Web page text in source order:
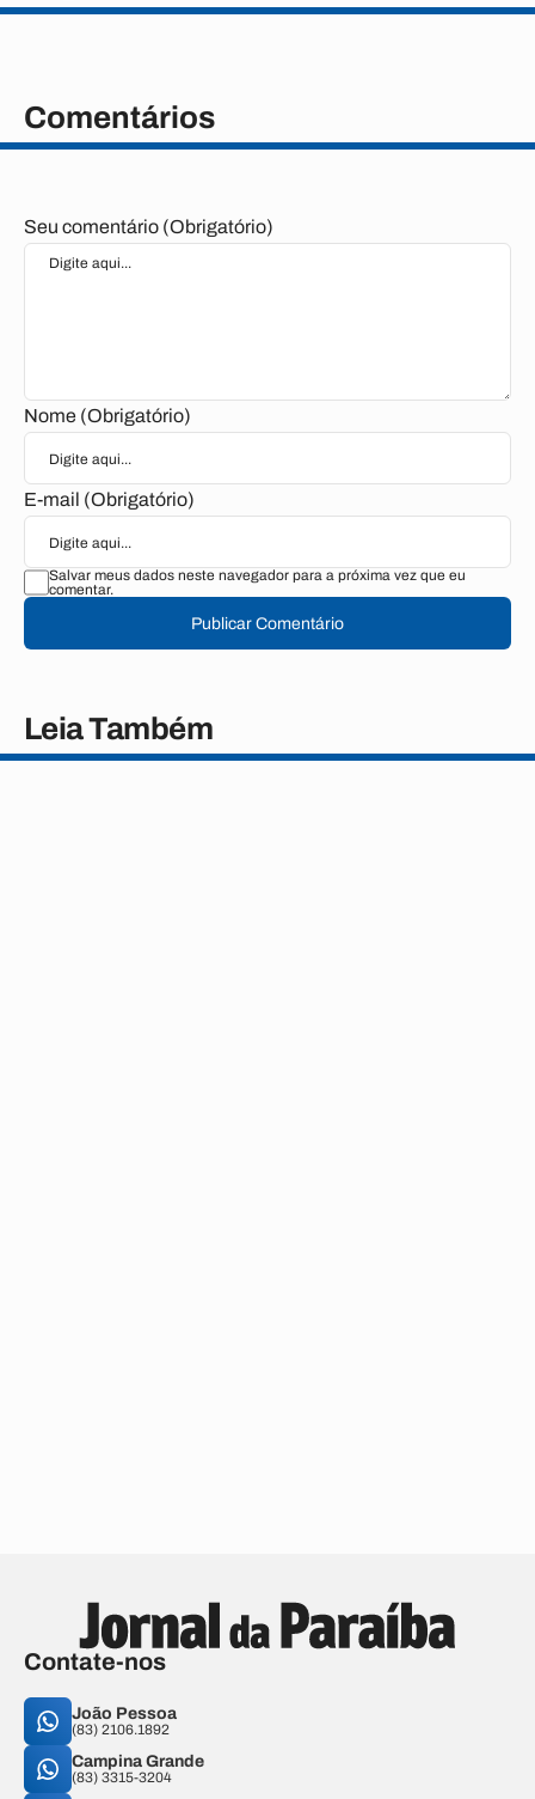
Comentários
Seu comentário (Obrigatório)
Nome (Obrigatório)
E-mail (Obrigatório)
Salvar meus dados neste navegador para a próxima vez que eu
comentar.
Publicar Comentário
Leia Também
Contate-nos
João Pessoa
(83) 2106.1892
Campina Grande
(83) 3315-3204